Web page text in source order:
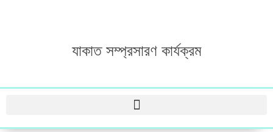
যাকাত সম্প্রসারণ কার্যক্রম